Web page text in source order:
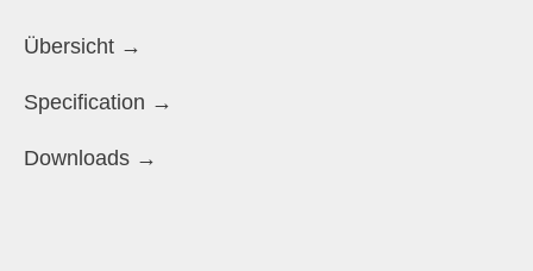
Übersicht →
Specification →
Downloads →